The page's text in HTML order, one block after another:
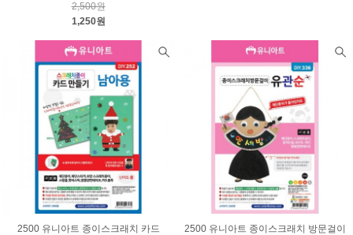
2,500원
1,250원
2500 유니아트 종이스크래치 카드
2500 유니아트 종이스크래치 방문걸이